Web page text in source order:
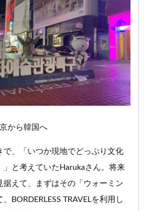
から韓国へ
で、「いつか現地でどっぷり文化
」と考えていたHarukaさん。将来
据えて、まずはその「ウォーミン
BORDERLESS TRAVELを利用し